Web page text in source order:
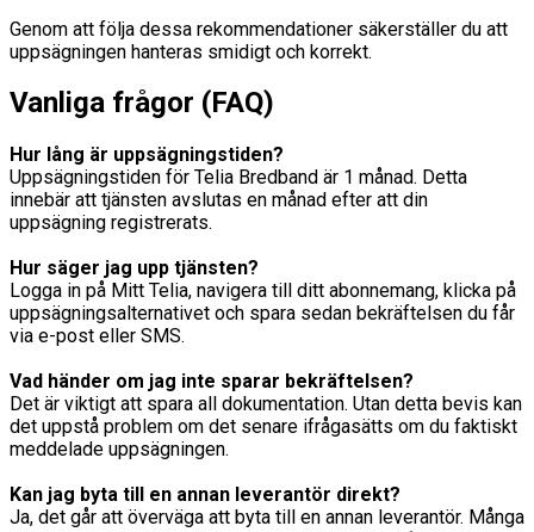
Genom att följa dessa rekommendationer säkerställer du att
uppsägningen hanteras smidigt och korrekt.
Vanliga frågor (FAQ)
Hur lång är uppsägningstiden?
Uppsägningstiden för Telia Bredband är 1 månad. Detta
innebär att tjänsten avslutas en månad efter att din
uppsägning registrerats.
Hur säger jag upp tjänsten?
Logga in på Mitt Telia, navigera till ditt abonnemang, klicka på
uppsägningsalternativet och spara sedan bekräftelsen du får
via e-post eller SMS.
Vad händer om jag inte sparar bekräftelsen?
Det är viktigt att spara all dokumentation. Utan detta bevis kan
det uppstå problem om det senare ifrågasätts om du faktiskt
meddelade uppsägningen.
Kan jag byta till en annan leverantör direkt?
Ja, det går att överväga att byta till en annan leverantör. Många